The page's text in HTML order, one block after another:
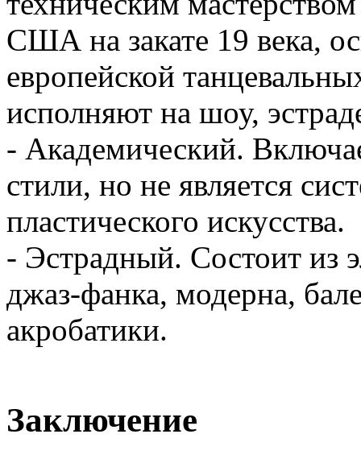
США на закате 19 века,
европейской
исполняют на шоу,
- Академический.
стили, но не является
пластического искусства.
- Эстрадный. Состоит из
джаз-фанка, модерна,
акробатики.
Заключение